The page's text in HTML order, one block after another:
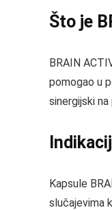
Što je
BRAIN
pomogao u
sinergijski
Kapsule
slučajevima